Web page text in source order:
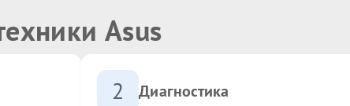
Asus
2 Диагностика